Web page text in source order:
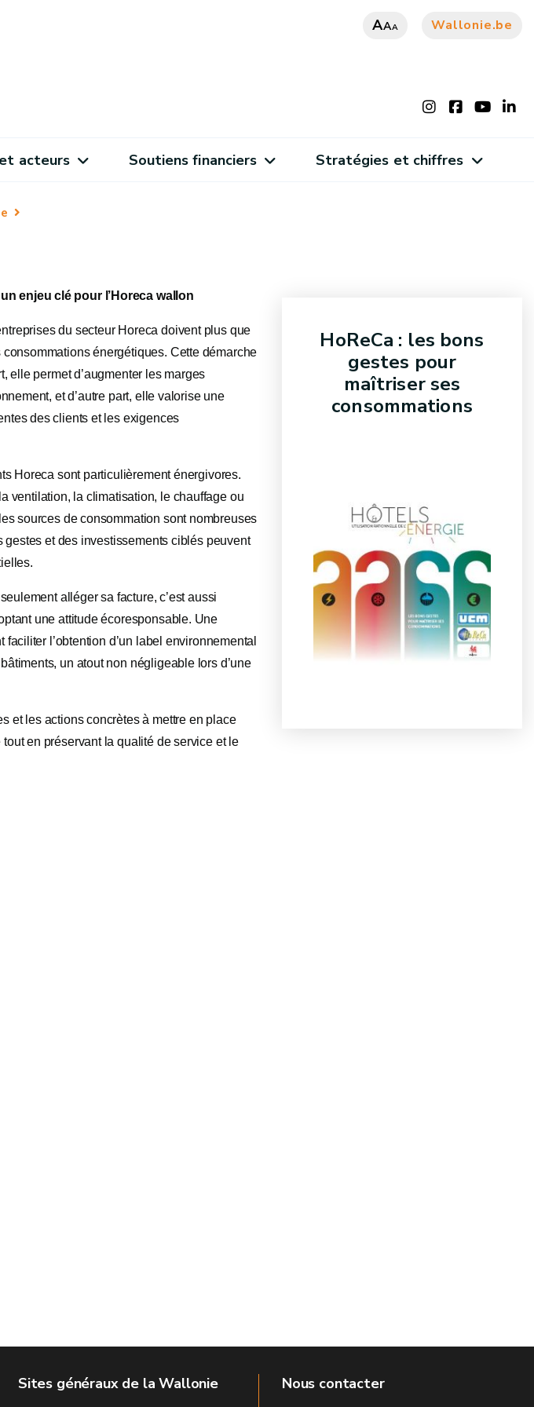
AAA Wallonie.be
acteurs Soutiens financiers Stratégies et chiffres
enjeu clé pour l’Horeca wallon
du secteur Horeca doivent plus que
énergétiques. Cette démarche
elle permet d’augmenter les marges
et d’autre part, elle valorise une
des clients et les exigences
Horeca sont particulièrement énergivores.
ventilation, la climatisation, le chauffage ou
sources de consommation sont nombreuses
et des investissements ciblés peuvent
alléger sa facture, c’est aussi
une attitude écoresponsable. Une
l’obtention d’un label environnemental
un atout non négligeable lors d’une
et les actions concrètes à mettre en place
en préservant la qualité de service et le
HoReCa : les bons
gestes pour
maîtriser ses
consommations
Sites généraux de la Wallonie Nous contacter